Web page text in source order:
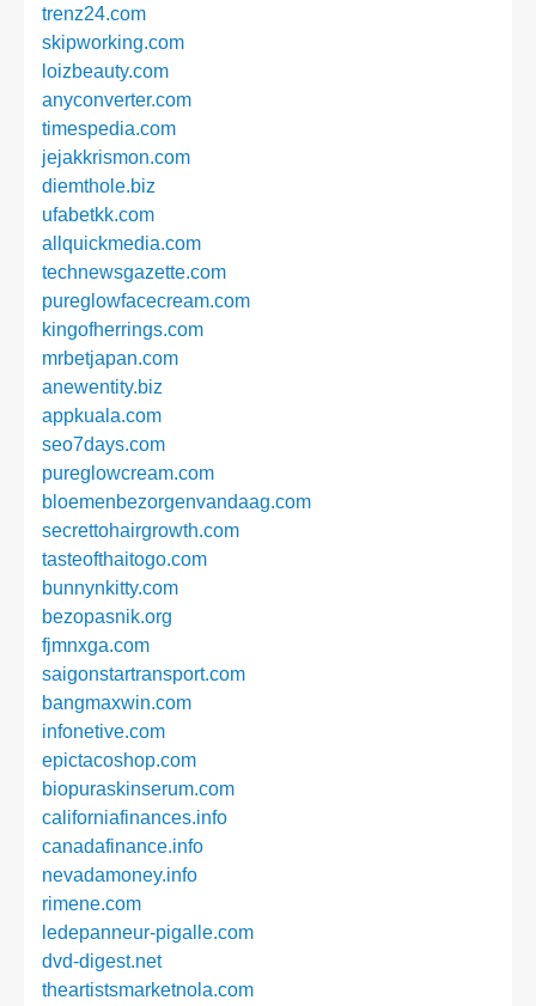
trenz24.com
skipworking.com
loizbeauty.com
anyconverter.com
timespedia.com
jejakkrismon.com
diemthole.biz
ufabetkk.com
allquickmedia.com
technewsgazette.com
pureglowfacecream.com
kingofherrings.com
mrbetjapan.com
anewentity.biz
appkuala.com
seo7days.com
pureglowcream.com
bloemenbezorgenvandaag.com
secrettohairgrowth.com
tasteofthaitogo.com
bunnynkitty.com
bezopasnik.org
fjmnxga.com
saigonstartransport.com
bangmaxwin.com
infonetive.com
epictacoshop.com
biopuraskinserum.com
californiafinances.info
canadafinance.info
nevadamoney.info
rimene.com
ledepanneur-pigalle.com
dvd-digest.net
theartistsmarketnola.com